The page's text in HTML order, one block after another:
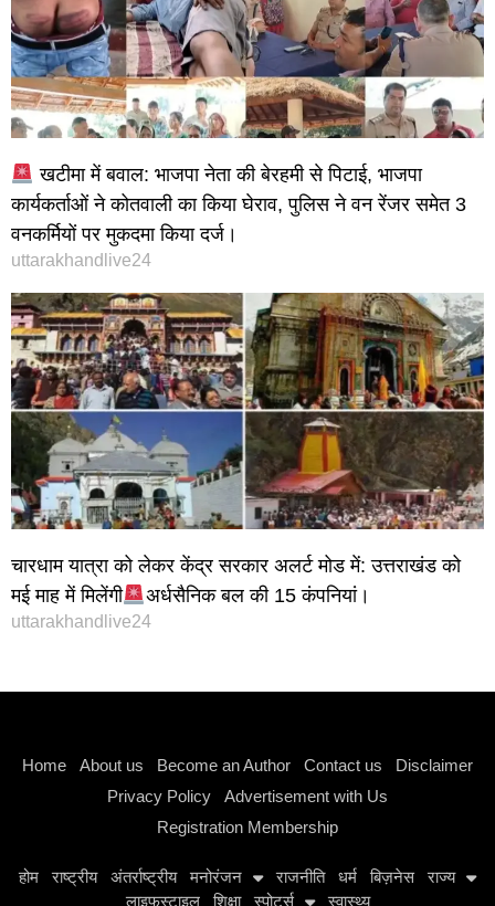
खटीमा में बवाल: भाजपा नेता की बेरहमी से पिटाई, भाजपा
कार्यकर्ताओं ने कोतवाली का किया घेराव, पुलिस ने वन रेंजर समेत 3
वनकर्मियों पर मुकदमा किया दर्ज।
uttarakhandlive24
चारधाम यात्रा को लेकर केंद्र सरकार अलर्ट मोड में: उत्तराखंड को
मई माह में मिलेंगी
अर्धसैनिक बल की 15 कंपनियां।
uttarakhandlive24
Home About us Become an Author Contact us
Disclaimer
Privacy Policy
Advertisement with Us
Registration Membership
होम राष्ट्रीय अंतर्राष्ट्रीय मनोरंजन राजनीति धर्म बिज़नेस
राज्य
लाइफस्टाइल
शिक्षा स्पोर्ट्स स्वास्थ्य